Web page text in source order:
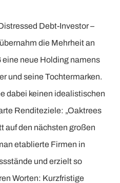
Debt-Investor –
die Mehrheit an
eine neue Holding namens
und seine Tochtermarken.
dabei keinen idealistischen
Renditeziele: „Oaktrees
auf den nächsten großen
etablierte Firmen in
und erzielt so
Worten: Kurzfristige